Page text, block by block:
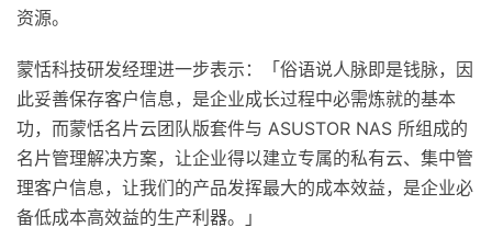
资源。
蒙恬科技研发经理进一步表示：「俗语说人脉即是钱脉，因
此妥善保存客户信息，是企业成长过程中必需炼就的基本
功，而蒙恬名片云团队版套件与 ASUSTOR NAS 所组成的
名片管理解决方案，让企业得以建立专属的私有云、集中管
理客户信息，让我们的产品发挥最大的成本效益，是企业必
备低成本高效益的生产利器。」